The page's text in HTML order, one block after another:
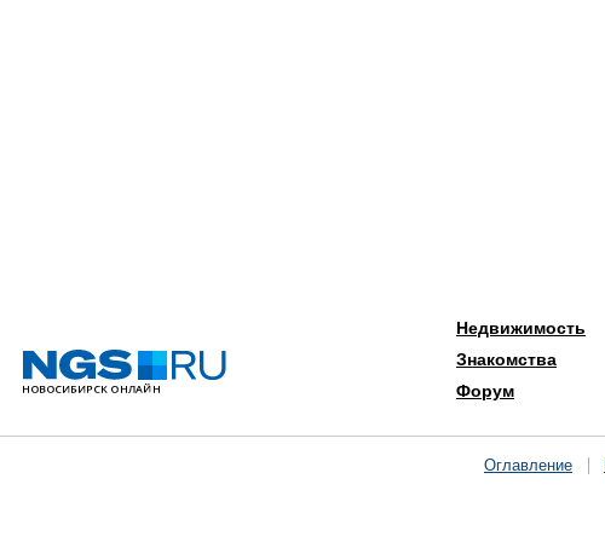
Недвижимость
Знакомства
Форум
Оглавление